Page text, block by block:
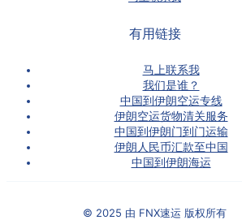
有用链接
马上联系我
我们是谁？
中国到伊朗空运专线
伊朗空运货物清关服务
中国到伊朗门到门运输
伊朗人民币汇款至中国
中国到伊朗海运
© 2025 由 FNX速运 版权所有